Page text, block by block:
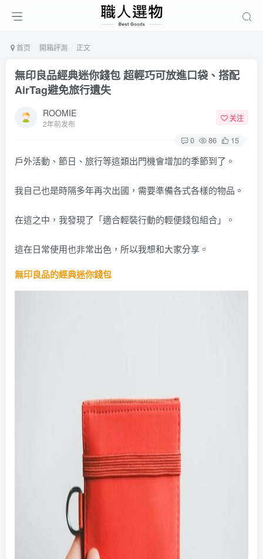
首页 開箱評測 正文
無印良品經典迷你錢包 超輕巧可放進口袋、搭配
AirTag避免旅行遺失
ROOMIE
2年前发布
关注
0 86 15
戶外活動、節日、旅行等這類出門機會增加的季節到了。
我自己也是時隔多年再次出國，需要準備各式各樣的物品。
在這之中，我發現了「適合輕裝行動的輕便錢包組合」。
這在日常使用也非常出色，所以我想和大家分享。
無印良品的經典迷你錢包